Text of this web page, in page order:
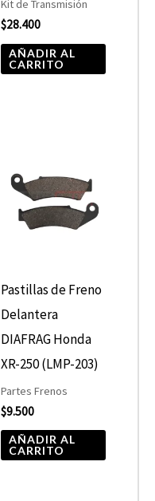
Kit de Transmisión
$28.400
AÑADIR AL
CARRITO
Pastillas de Freno
Delantera
DIAFRAG Honda
XR-250 (LMP-203)
Partes Frenos
$9.500
AÑADIR AL
CARRITO